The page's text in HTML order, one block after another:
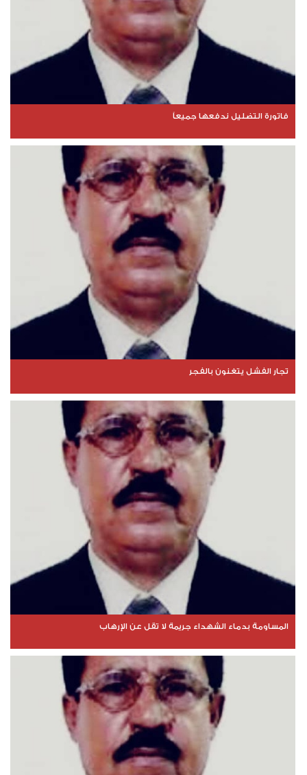
فاتورة التضليل ندفعها جميعاً
تجار الفشل يتغنون بالفجر
المساومة بدماء الشهداء جريمة لا تقل عن الإرهاب